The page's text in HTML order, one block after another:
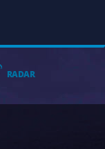
RADAR